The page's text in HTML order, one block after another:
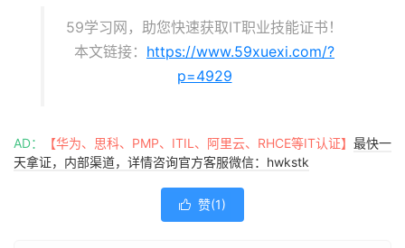
59学习网，助您快速获取IT职业技能证书！
本文链接： https://www.59xuexi.com/?
p=4929
AD： 【华为、思科、PMP、ITIL、阿里云、RHCE等IT认证】 最快一
天拿证，内部渠道，详情咨询官方客服微信：hwkstk
 赞(1)